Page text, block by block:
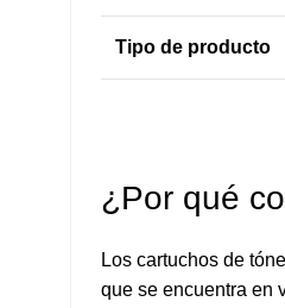
Tipo de producto
¿Por qué
Los cartuchos de
que se encuentra en